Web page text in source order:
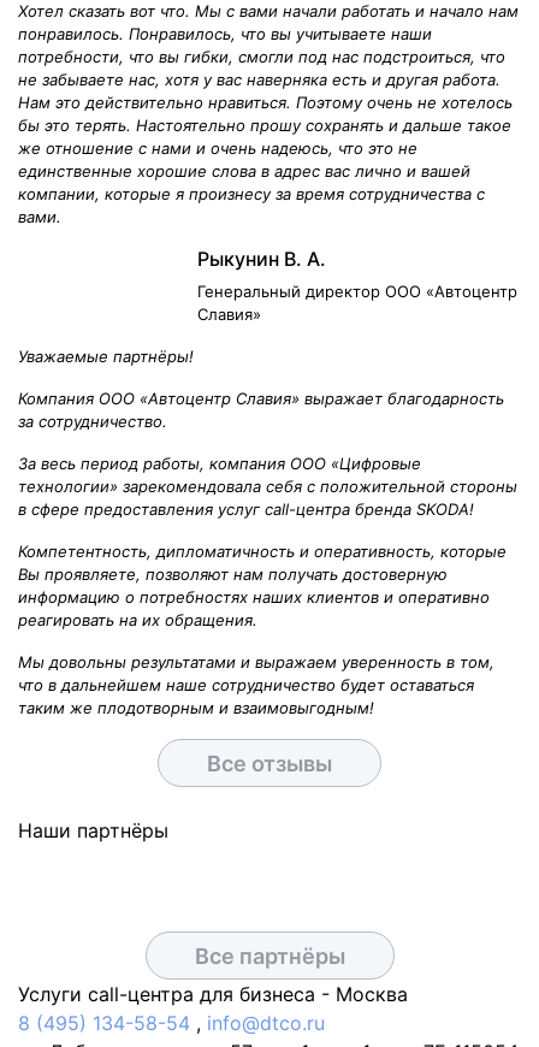
Хотел сказать вот что. Мы с вами начали работать и начало нам
понравилось. Понравилось, что вы учитываете наши
потребности, что вы гибки, смогли под нас подстроиться, что
не забываете нас, хотя у вас наверняка есть и другая работа.
Нам это действительно нравиться. Поэтому очень не хотелось
бы это терять. Настоятельно прошу сохранять и дальше такое
же отношение с нами и очень надеюсь, что это не
единственные хорошие слова в адрес вас лично и вашей
компании, которые я произнесу за время сотрудничества с
вами.
Рыкунин В. А.
Генеральный директор ООО «Автоцентр
Славия»
Уважаемые партнёры!
Компания ООО «Автоцентр Славия» выражает благодарность
за сотрудничество.
За весь период работы, компания ООО «Цифровые
технологии» зарекомендовала себя с положительной стороны
в сфере предоставления услуг call-центра бренда SKODA!
Компетентность, дипломатичность и оперативность, которые
Вы проявляете, позволяют нам получать достоверную
информацию о потребностях наших клиентов и оперативно
реагировать на их обращения.
Мы довольны результатами и выражаем уверенность в том,
что в дальнейшем наше сотрудничество будет оставаться
таким же плодотворным и взаимовыгодным!
Все отзывы
Наши партнёры
Все партнёры
Услуги call-центра для бизнеса - Москва
8 (495) 134-58-54 , info@dtco.ru